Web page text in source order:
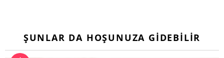
ŞUNLAR DA HOŞUNUZA GIDEBILIR